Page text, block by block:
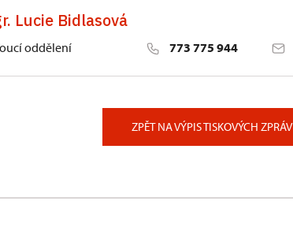
Lucie Bidlasová
oddělení 773 775 944
ZPĚT NA VÝPIS TISKOVÝCH ZPRÁV